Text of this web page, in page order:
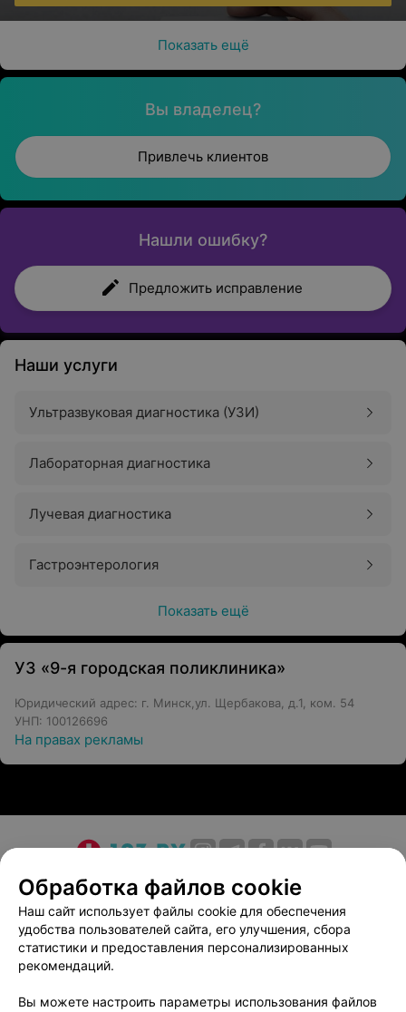
Показать ещё
Вы владелец?
Привлечь клиентов
Нашли ошибку?
Предложить исправление
Наши услуги
Ультразвуковая диагностика (УЗИ)
Лабораторная диагностика
Лучевая диагностика
Гастроэнтерология
Показать ещё
УЗ «9-я городская поликлиника»
Юридический адрес: г. Минск,ул. Щербакова, д.1, ком. 54
УНП: 100126696
На правах рекламы
О проекте Новости проекта
Размещение рекламы
Медицинский маркетинг
Публичный договор
Пользовательское соглашение
Способы оплаты
Вакансии
Партнеры
Написать в поддержку
Обработка файлов cookie
Наш сайт использует файлы cookie для обеспечения
удобства пользователей сайта, его улучшения, сбора
статистики и предоставления персонализированных
рекомендаций.
Вы можете настроить параметры использования файлов